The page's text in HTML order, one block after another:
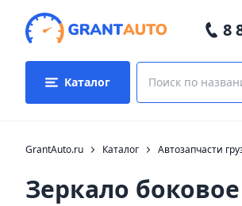
8
Каталог
GrantAuto.ru Каталог Автозапчасти
Зеркало